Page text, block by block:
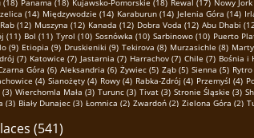
(18) Panama (18) Kujawsko-Pomorskie (18) Rewal (17) Nowy
(14) Międzywodzie (14) Karaburun (14) Jelenia Góra (14)
Rab (12) Muszyna (12) Kanada (12) Dobra Voda (12) Abu Dhabi
(11) Bol (11) Tyrol (10) Sosnówka (10) Sarbinowo (10) Puerto
(9) Etiopia (9) Druskieniki (9) Tekirova (8) Murzasichle (8)
(7) Katowice (7) Jastarnia (7) Harrachov (7) Chile (7) Bośnia i
Góra (6) Aleksandria (6) Żywiec (5) Ząb (5) Sienna (5)
(4) Sianożęty (4) Rowy (4) Rabka-Zdrój (4) Przemyśl (4)
(3) Wierchomla Mała (3) Turunc (3) Tivat (3) Stronie Śląskie (3)
(3) Biały Dunajec (3) Łomnica (2) Zwardoń (2) Zielona Góra (2)
Akyaka (2) Zieleniec (1)
(541)